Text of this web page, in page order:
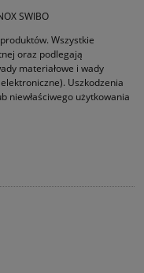
SWIBO
Wszystkie
oraz podle­gają
materiałowe i wady
Uszkodzenia
niewłaściwego użytkowania